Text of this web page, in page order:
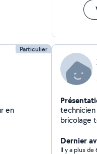
Particulier
en
technicien
bricolage
Dernier
Il y a plus de